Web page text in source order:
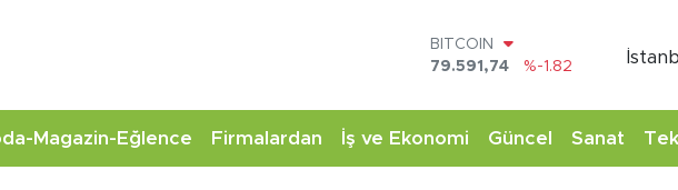
DOLAR
45,43620
%0.02
53,38690
%0.19
STERLİN
Magazin-Eğlence Firmalardan İş ve Ekonomi Güncel Sanat